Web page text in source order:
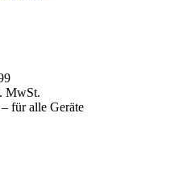
MwSt.
für alle Geräte